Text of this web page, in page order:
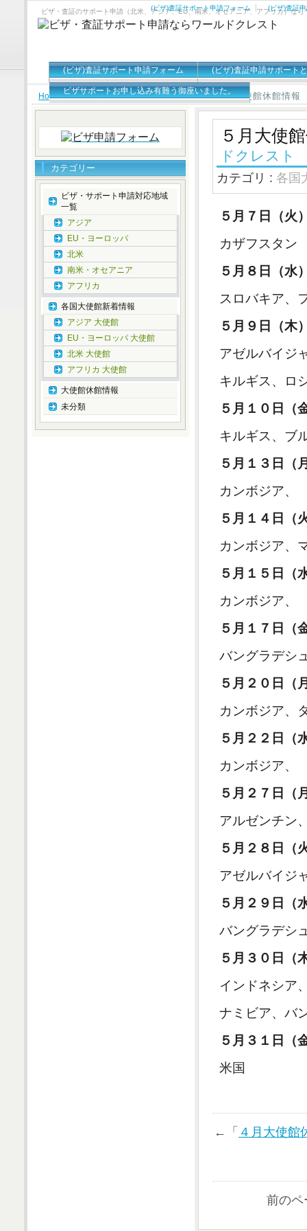
ビザ・査証のサポート申請（北米、アジア、EU、南米、オセアニア、アフリカ）なら
(ビザ)査証サポート申請フォーム (ビザ)査証
(ビザ)査証サポート申請フォーム (ビザ)査証申請サポート
ビザサポートお申し込み有難う御座いました。
Home»各国大使館新着情報,大使館休館情報»５月大使館休館情報
５月大使
ドクレスト
カテゴリ : 各国
５月７日（火
カザフスタン
５月８日（水
スロバキア、
５月９日（木
アゼルバイジ
キルギス、ロ
５月１０日（
キルギス、ブ
５月１３日（
カンボジア、
５月１４日（
カンボジア、
５月１５日（
カンボジア、
５月１７日（
バングラデシ
５月２０日（
カンボジア、
５月２２日（
カンボジア、
５月２７日（
アルゼンチン
５月２８日（
アゼルバイジ
５月２９日（
バングラデシ
５月３０日（
インドネシア
ナミビア、バ
５月３１日（
米国
←「 ４月大使館
前のペ
カテゴリー
ビザ・サポート申請対応地域
一覧
アジア
EU・ヨーロッパ
北米
南米・オセアニア
アフリカ
各国大使館新着情報
アジア 大使館
EU・ヨーロッパ 大使館
北米 大使館
アフリカ 大使館
大使館休館情報
未分類